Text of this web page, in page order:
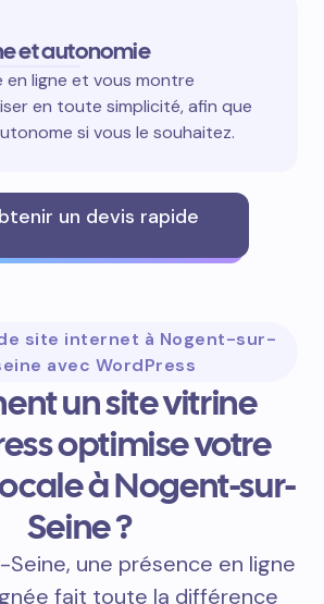
et autonomie
en ligne et vous montre
en toute simplicité, afin que
si vous le souhaitez.
un devis rapide
site internet à Nogent-sur-
avec WordPress
un site vitrine
optimise votre
à Nogent-sur-
Seine ?
une présence en ligne
fait toute la différence